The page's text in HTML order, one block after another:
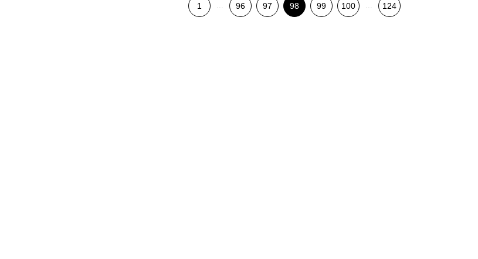
1 96 97 98 99 100 124